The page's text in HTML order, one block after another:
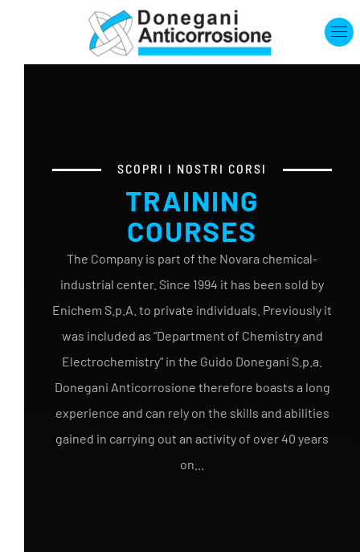
Skip to main content
SCOPRI I NOSTRI CORSI
TRAINING
COURSES
The Company is part of the Novara chemical-
industrial center. Since 1994 it has been sold by
Enichem S.p.A. to private individuals. Previously it
was included as "Department of Chemistry and
Electrochemistry" in the Guido Donegani S.p.a.
Donegani Anticorrosione therefore boasts a long
experience and can rely on the skills and abilities
gained in carrying out an activity of over 40 years
on...